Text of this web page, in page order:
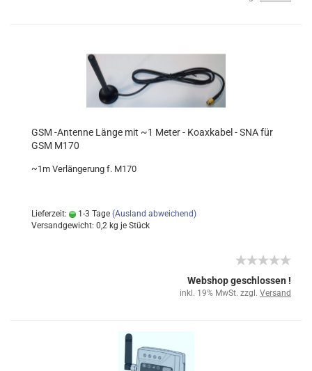
GSM -Antenne Länge mit ~1 Meter - Koaxkabel - SNA für
GSM M170
~1m Verlängerung f. M170
Lieferzeit: 1-3 Tage (Ausland abweichend)
Versandgewicht: 0,2 kg je Stück
Webshop geschlossen !
inkl. 19% MwSt. zzgl. Versand